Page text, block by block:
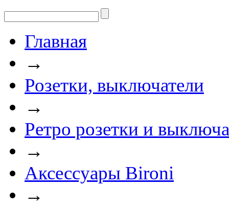
Главная
→
Розетки, выключатели
→
Ретро розетки и
→
Аксессуары Bironi
→